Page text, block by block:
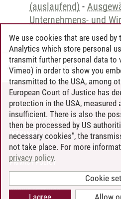
(auslaufend) -
Unternehmens- und
Andreea Tribel 30.06.2024
CONTACT
LEUPHANA AS EMPLOYER
INTRANET
SITE NOTICE
PRIVACY POLICY
COOKIE SETTINGS
We use cookies that are used
Analytics which store personal
transmit further personal data to
Vimeo) in order to show you
transmitted to the USA, among
European Court of Justice has
protection in the USA, measured
insufficient. There is also the
then be processed by US
necessary cookies", the
not take place. For more
privacy policy.
Cookie
Allow
I agree